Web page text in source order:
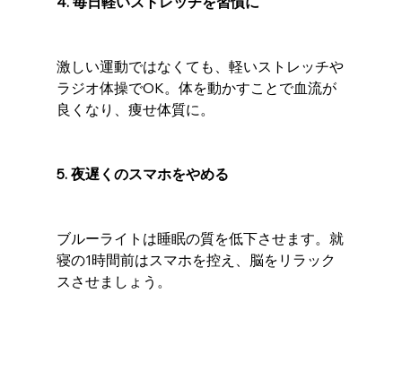
激しい運動ではなくても、軽いストレッチや
ラジオ体操でOK。体を動かすことで血流が
良くなり、痩せ体質に。
5. 夜遅くのスマホをやめる
ブルーライトは睡眠の質を低下させます。就
寝の1時間前はスマホを控え、脳をリラック
スさせましょう。